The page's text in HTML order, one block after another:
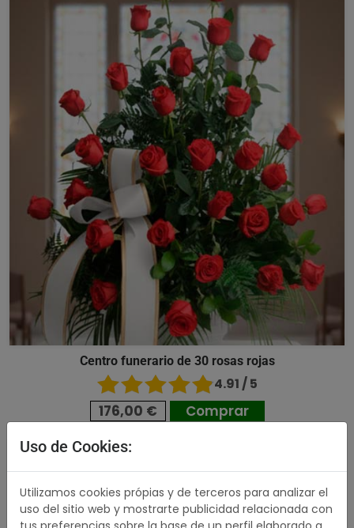
Centro funerario de 30 rosas rojas
4.91 / 5
176,00 € Comprar
489,00 €
Uso de Cookies:
Utilizamos cookies própias y de terceros para analizar el
uso del sitio web y mostrarte publicidad relacionada con